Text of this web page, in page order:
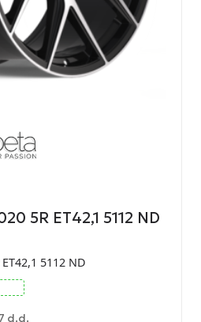
5R ET42,1 5112 ND
5112 ND
d.d.